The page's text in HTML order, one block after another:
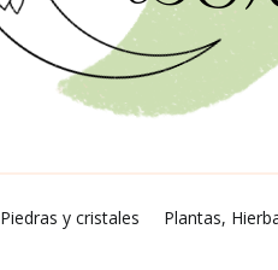
Piedras y cristales Plantas,